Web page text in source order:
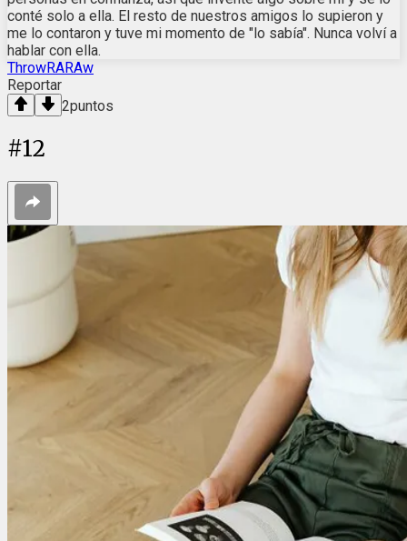
conté solo a ella. El resto de nuestros amigos lo supieron y
me lo contaron y tuve mi momento de "lo sabía". Nunca volví a
hablar con ella.
ThrowRARAw
Reportar
2puntos
#12